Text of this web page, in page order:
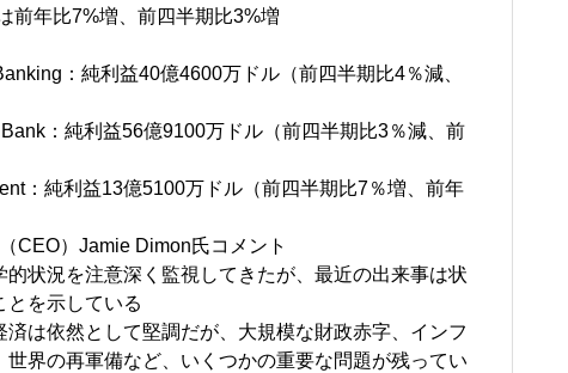
前年比7%増、前四半期比3%増
：純利益40億4600万ドル（前四半期比4％減、
：純利益56億9100万ドル（前四半期比3％減、前
：純利益13億5100万ドル（前四半期比7％増、前年
CEO）Jamie Dimon氏コメント
状況を注意深く監視してきたが、最近の出来事は状
とを示している
は依然として堅調だが、大規模な財政赤字、インフ
界の再軍備など、いくつかの重要な問題が残ってい